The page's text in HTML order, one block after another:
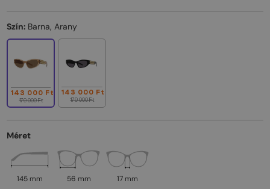
Szín: Barna, Arany
143 000 Ft
179 000 Ft
143 000 Ft
179 000 Ft
Méret
145 mm 56 mm 17 mm